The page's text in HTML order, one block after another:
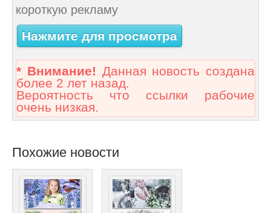
короткую рекламу
Нажмите для просмотра
* Внимание! Данная новость создана
более 2 лет назад.
Вероятность что ссылки рабочие
очень низкая.
Похожие новости